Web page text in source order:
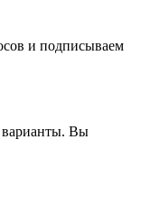
и подписываем
варианты. Вы